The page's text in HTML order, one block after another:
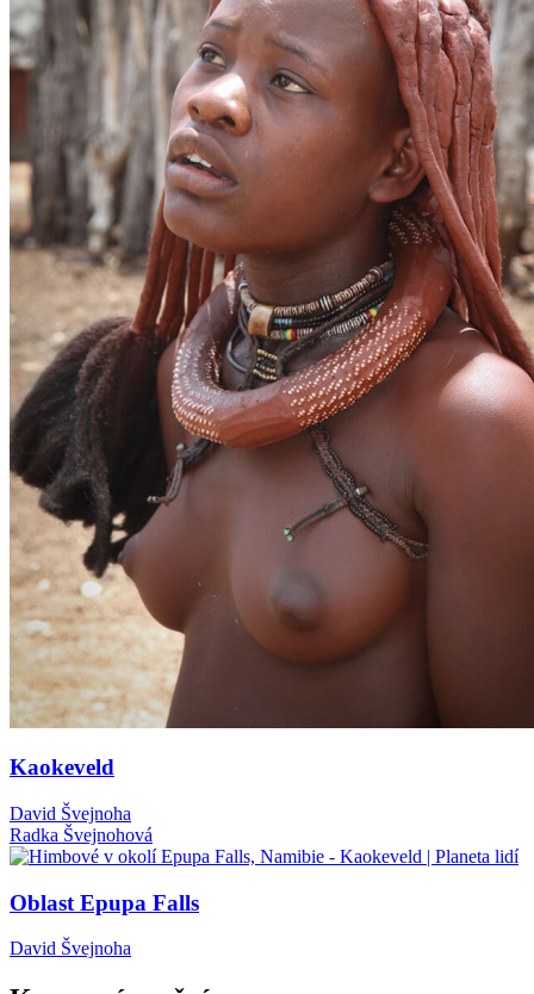
Kaokeveld
David Švejnoha
Radka Švejnohová
Oblast Epupa Falls
David Švejnoha